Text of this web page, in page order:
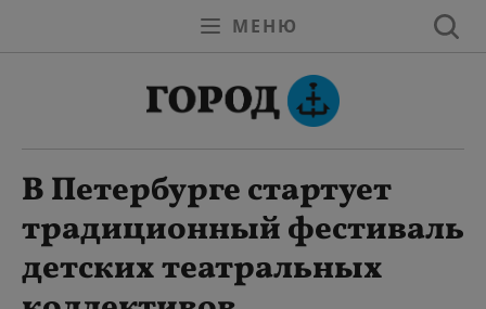
МЕНЮ
В Петербурге стартует
традиционный фестиваль
детских театральных